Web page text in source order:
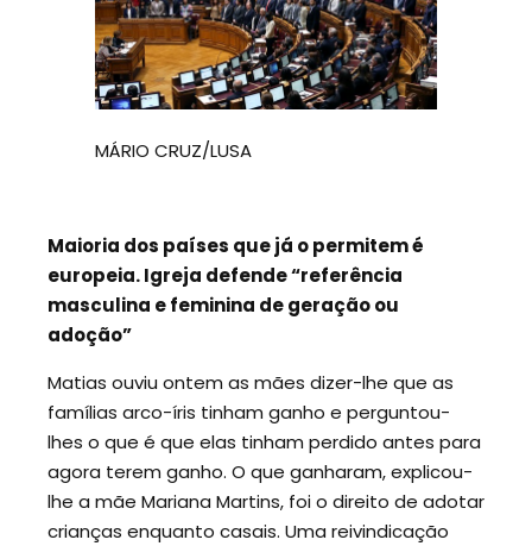
MÁRIO CRUZ/LUSA
Maioria dos países que já o permitem é
europeia. Igreja defende “referência
masculina e feminina de geração ou
adoção”
Matias ouviu ontem as mães dizer-lhe que as
famílias arco-íris tinham ganho e perguntou-
lhes o que é que elas tinham perdido antes para
agora terem ganho. O que ganharam, explicou-
lhe a mãe Mariana Martins, foi o direito de adotar
crianças enquanto casais. Uma reivindicação